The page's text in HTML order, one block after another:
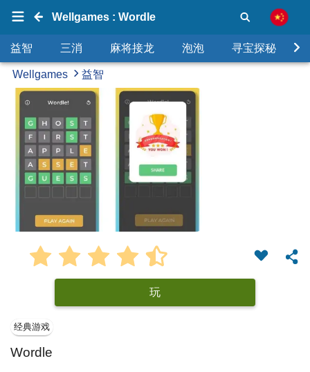
Wellgames : Wordle
益智 三消 麻将接龙 泡泡 寻宝探秘
Wellgames 益智
玩
经典游戏
Wordle